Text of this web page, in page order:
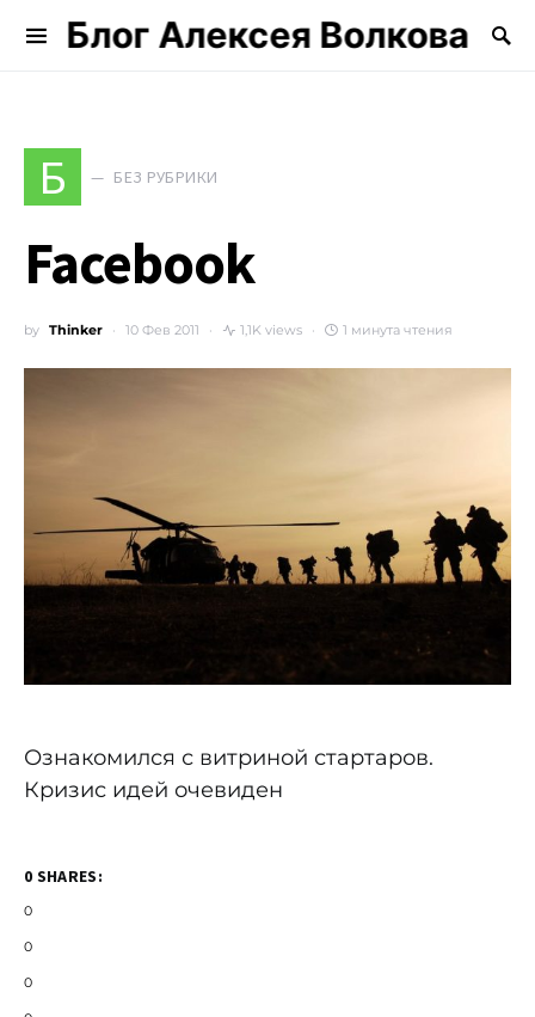
Блог Алексея Волкова
Search for:
Б БЕЗ РУБРИКИ
Facebook
by Thinker 10 Фев 2011 1,1K views 1 минута чтения
Ознакомился с витриной стартаров.
Кризис идей очевиден
0 SHARES:
0
0
0